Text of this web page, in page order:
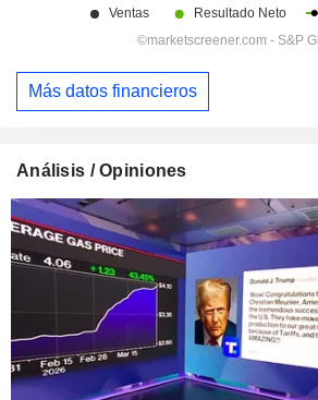
Más datos financieros
Análisis / Opiniones